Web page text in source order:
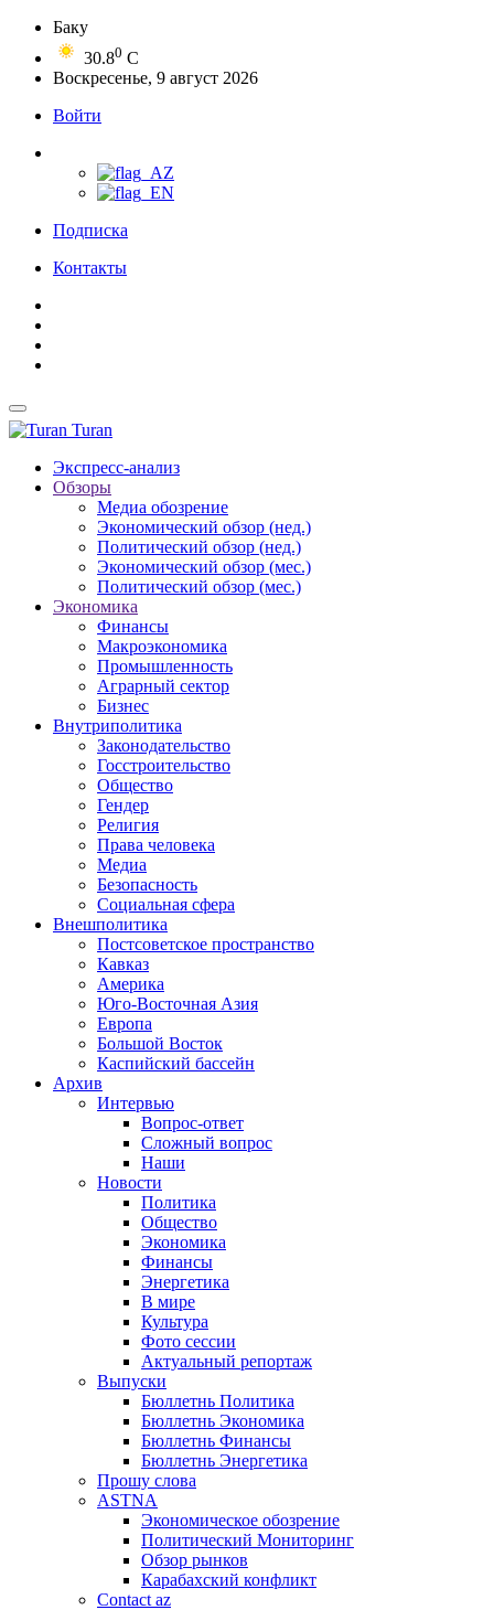
Баку
30.80 C
Воскресенье, 9 август 2026
Войти
Подписка
Контакты
Turan
Экспресс-анализ
Обзоры
Медиа обозрение
Экономический обзор (нед.)
Политический обзор (нед.)
Экономический обзор (мес.)
Политический обзор (мес.)
Экономика
Финансы
Макроэкономика
Промышленность
Аграрный сектор
Бизнес
Внутриполитика
Законодательство
Госстроительство
Общество
Гендер
Религия
Права человека
Медиа
Безопасность
Социальная сфера
Внешполитика
Постсоветское пространство
Кавказ
Америка
Юго-Восточная Азия
Европа
Большой Восток
Каспийский бассейн
Архив
Интервью
Вопрос-ответ
Сложный вопрос
Наши
Новости
Политика
Общество
Экономика
Финансы
Энергетика
В мире
Культура
Фото сессии
Актуальный репортаж
Выпуски
Бюллетнь Политика
Бюллетнь Экономика
Бюллетнь Финансы
Бюллетнь Энергетика
Прошу слова
ASTNA
Экономическое обозрение
Политический Мониторинг
Обзор рынков
Карабахский конфликт
Contact az